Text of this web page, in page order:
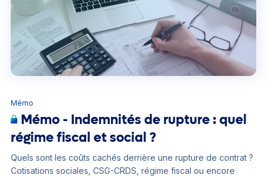
Mémo
Mémo - Indemnités de rupture : quel
régime fiscal et social ?
Quels sont les coûts cachés derrière une rupture de contrat ?
Cotisations sociales, CSG-CRDS, régime fiscal ou encore